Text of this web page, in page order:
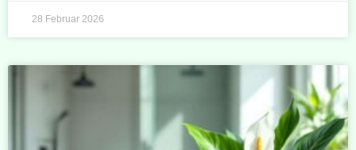
28 Februar 2026